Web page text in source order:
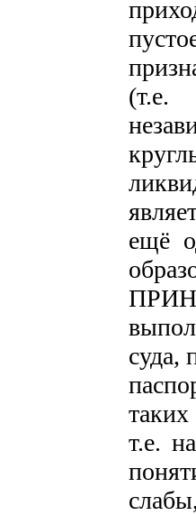
ещё
суда,
т.е.